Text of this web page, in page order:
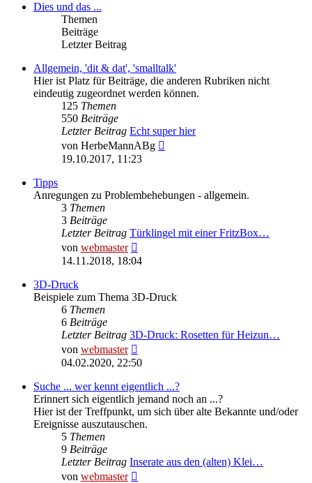
Dies und das ...
Themen
Beiträge
Letzter Beitrag
Allgemein, 'dit & dat', 'smalltalk'
Hier ist Platz für Beiträge, die anderen Rubriken nicht
eindeutig zugeordnet werden können.
125 Themen
550 Beiträge
Letzter Beitrag Echt super hier
von HerbeMannABg
19.10.2017, 11:23
Tipps
Anregungen zu Problembehebungen - allgemein.
3 Themen
3 Beiträge
Letzter Beitrag Türklingel mit einer FritzBox…
von webmaster
Beitrag
14.11.2018, 18:04
3D-Druck
Beispiele zum Thema 3D-Druck
6 Themen
6 Beiträge
Letzter Beitrag 3D-Druck: Rosetten für Heizun…
von webmaster
Beitrag
04.02.2020, 22:50
Suche ... wer kennt eigentlich ...?
Erinnert sich eigentlich jemand noch an ...?
Hier ist der Treffpunkt, um sich über alte Bekannte und/oder
Ereignisse auszutauschen.
5 Themen
9 Beiträge
Letzter Beitrag Inserate aus den (alten) Klei…
von webmaster